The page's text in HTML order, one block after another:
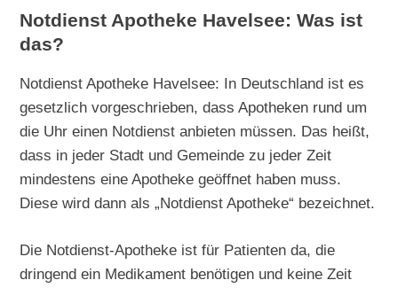
Notdienst Apotheke Havelsee: Was ist
das?
Notdienst Apotheke Havelsee: In Deutschland ist es
gesetzlich vorgeschrieben, dass Apotheken rund um
die Uhr einen Notdienst anbieten müssen. Das heißt,
dass in jeder Stadt und Gemeinde zu jeder Zeit
mindestens eine Apotheke geöffnet haben muss.
Diese wird dann als „Notdienst Apotheke“ bezeichnet.
Die Notdienst-Apotheke ist für Patienten da, die
dringend ein Medikament benötigen und keine Zeit